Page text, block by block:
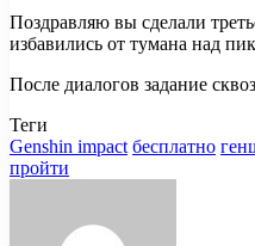
Поздравляю вы сделали
избавились от тумана над
После диалогов задание
Теги
Genshin impact бесплатно
пройти